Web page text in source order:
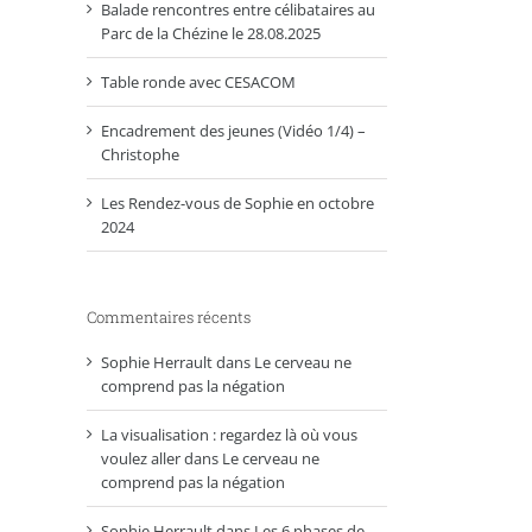
Balade rencontres entre célibataires au
Parc de la Chézine le 28.08.2025
Table ronde avec CESACOM
Encadrement des jeunes (Vidéo 1/4) –
Christophe
Les Rendez-vous de Sophie en octobre
2024
Commentaires récents
Sophie Herraultdans Le cerveau ne
comprend pas la négation
La visualisation : regardez là où vous
voulez allerdans Le cerveau ne
comprend pas la négation